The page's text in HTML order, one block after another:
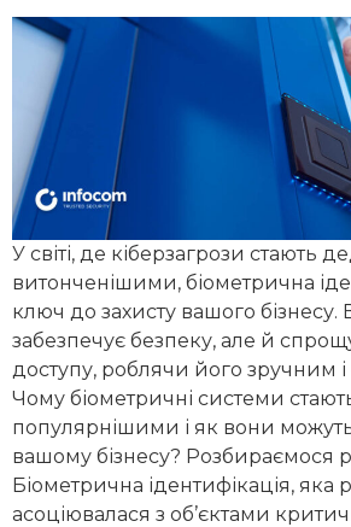
У світі, де кіберзагрози стають
витонченішими, біометрична
ключ до захисту вашого
забезпечує безпеку, але й
доступу, роблячи його зручним
Чому біометричні системи
популярнішими і як вони
вашому бізнесу? Розбираємося
Біометрична ідентифікація, яка
асоціювалася з об’єктами